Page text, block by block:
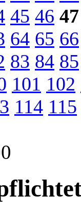
45 46 47
64 65 66
83 84 85
101 102
114 115